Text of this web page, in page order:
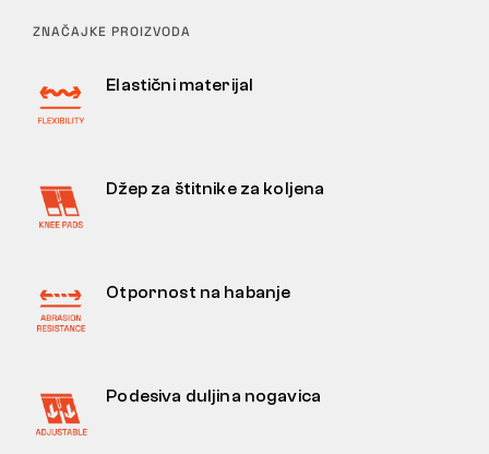
ZNAČAJKE PROIZVODA
Elastični materijal
Džep za štitnike za koljena
Otpornost na habanje
Podesiva duljina nogavica